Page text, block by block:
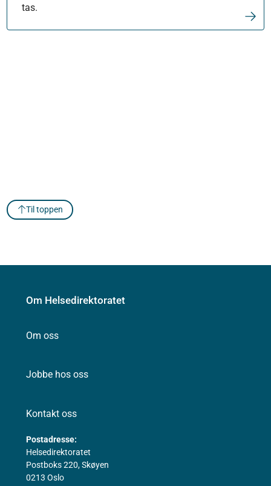
tas.
Til toppen
Om Helsedirektoratet
Om oss
Jobbe hos oss
Kontakt oss
Postadresse:
Helsedirektoratet
Postboks 220, Skøyen
0213 Oslo